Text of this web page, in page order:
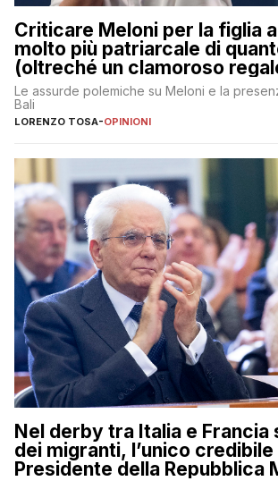
Criticare Meloni per la figlia
molto più patriarcale di
(oltreché un clamoroso
Le assurde polemiche su Meloni e la
Bali
LORENZO TOSA-OPINIONI
Nel derby tra Italia e Francia
dei migranti, l’unico credibile
Presidente della Repubblica